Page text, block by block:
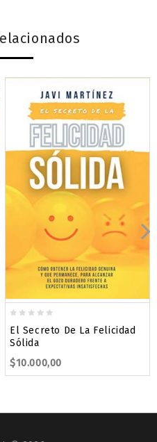
out
of
5
El Secreto De La Felicidad
Sólida
$10.000,00